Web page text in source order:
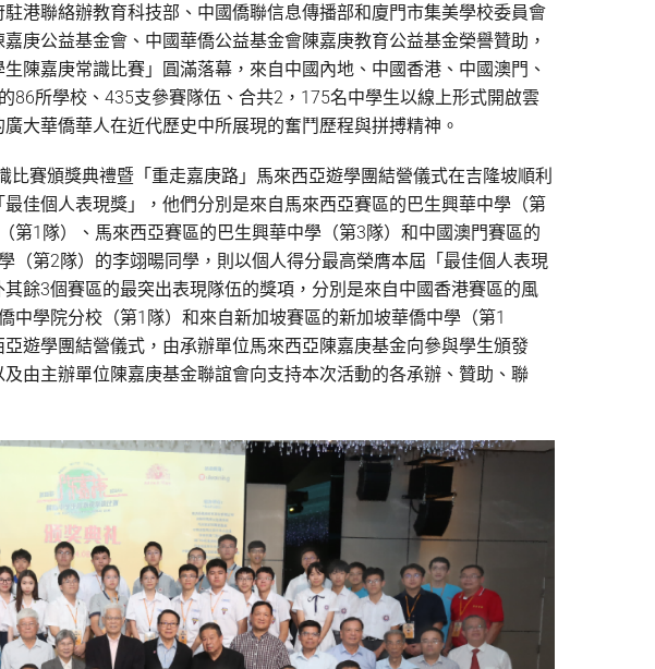
港聯絡辦教育科技部、中國僑聯信息傳播部和廈門市集美學校委員會
庚公益基金會、中國華僑公益基金會陳嘉庚教育公益基金榮譽贊助，
陳嘉庚常識比賽」圓滿落幕，來自中國內地、中國香港、中國澳門、
86所學校、435支參賽隊伍、合共2，175名中學生以線上形式開啟雲
大華僑華人在近代歷史中所展現的奮鬥歷程與拼搏精神。
賽頒獎典禮暨「重走嘉庚路」馬來西亞遊學團結營儀式在吉隆坡順利
佳個人表現獎」，他們分別是來自馬來西亞賽區的巴生興華中學（第
第1隊）、馬來西亞賽區的巴生興華中學（第3隊）和中國澳門賽區的
（第2隊）的李翊暘同學，則以個人得分最高榮膺本屆「最佳個人表現
餘3個賽區的最突出表現隊伍的獎項，分別是來自中國香港賽區的風
中學院分校（第1隊）和來自新加坡賽區的新加坡華僑中學（第1
遊學團結營儀式，由承辦單位馬來西亞陳嘉庚基金向參與學生頒發
由主辦單位陳嘉庚基金聯誼會向支持本次活動的各承辦、贊助、聯